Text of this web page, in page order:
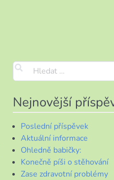
Nejnovější
Poslední příspěvek
Aktuální informace
Ohledně babičky:
Konečně píši o stěhování
Zase zdravotní problémy